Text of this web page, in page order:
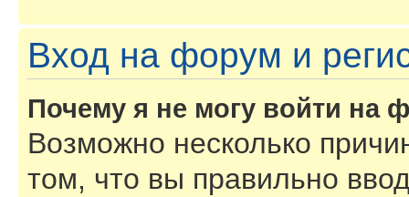
Вход на форум и
Почему я не могу войти на
Возможно несколько
том, что вы правильно